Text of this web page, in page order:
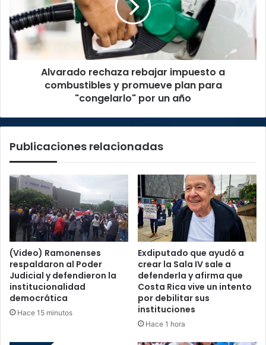
combustibles
y
promueve
plan
"congelarlo"
año
Alvarado rechaza rebajar impuesto a
combustibles y promueve plan para
"congelarlo" por un año
Publicaciones relacionadas
(Video) Ramonenses
respaldaron al Poder
Judicial y defendieron la
institucionalidad
democrática
Hace 15 minutos
Exdiputado que ayudó a
crear la Sala IV sale a
defenderla y afirma que
Costa Rica vive un intento
por debilitar sus
instituciones
Hace 1 hora